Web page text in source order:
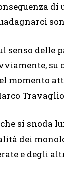
di
senso delle
su
momento
si snoda
dei
e degli